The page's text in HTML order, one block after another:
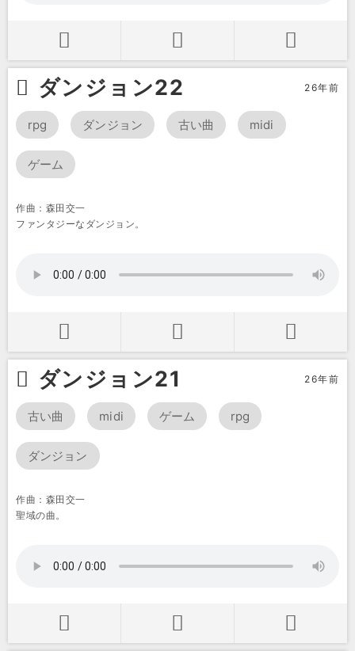
ダンジョン22 26年前
rpg ダンジョン 古い曲 midi
ゲーム
作曲：森田交一
ファンタジーなダンジョン。
ダンジョン21 26年前
古い曲 midi ゲーム rpg
ダンジョン
作曲：森田交一
聖域の曲。